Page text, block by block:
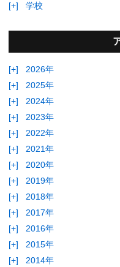
[+]
学校
[+]
2026年
[+]
2025年
[+]
2024年
[+]
2023年
[+]
2022年
[+]
2021年
[+]
2020年
[+]
2019年
[+]
2018年
[+]
2017年
[+]
2016年
[+]
2015年
[+]
2014年